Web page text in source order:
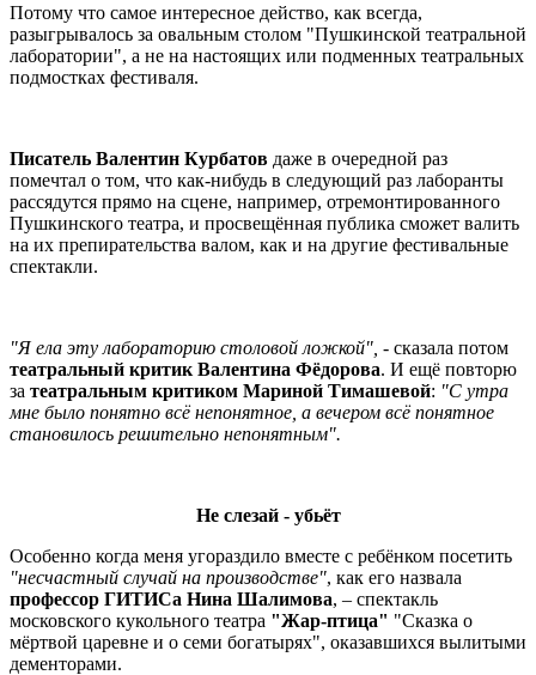
Потому что самое интересное действо, как всегда,
разыгрывалось за овальным столом "Пушкинской театральной
лаборатории", а не на настоящих или подменных театральных
подмостках фестиваля.
Писатель Валентин Курбатов даже в очередной раз
помечтал о том, что как-нибудь в следующий раз лаборанты
рассядутся прямо на сцене, например, отремонтированного
Пушкинского театра, и просвещённая публика сможет валить
на их препирательства валом, как и на другие фестивальные
спектакли.
"Я ела эту лабораторию столовой ложкой", - сказала потом
театральный критик Валентина Фёдорова. И ещё повторю
за театральным критиком Мариной Тимашевой: "С утра
мне было понятно всё непонятное, а вечером всё понятное
становилось решительно непонятным".
Не слезай - убьёт
Особенно когда меня угораздило вместе с ребёнком посетить
"несчастный случай на производстве", как его назвала
профессор ГИТИСа Нина Шалимова, – спектакль
московского кукольного театра "Жар-птица" "Сказка о
мёртвой царевне и о семи богатырях", оказавшихся вылитыми
дементорами.